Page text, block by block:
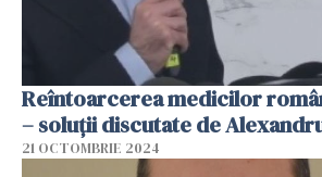
Reîntoarcerea medicilor
– soluții discutate de
21 OCTOMBRIE 2024